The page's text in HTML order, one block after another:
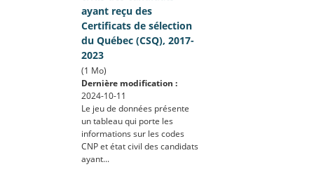
ayant reçu des
Certificats de sélection
du Québec (CSQ), 2017-
2023
(1 Mo)
Dernière modification :
2024-10-11
Le jeu de données présente
un tableau qui porte les
informations sur les codes
CNP et état civil des candidats
ayant...